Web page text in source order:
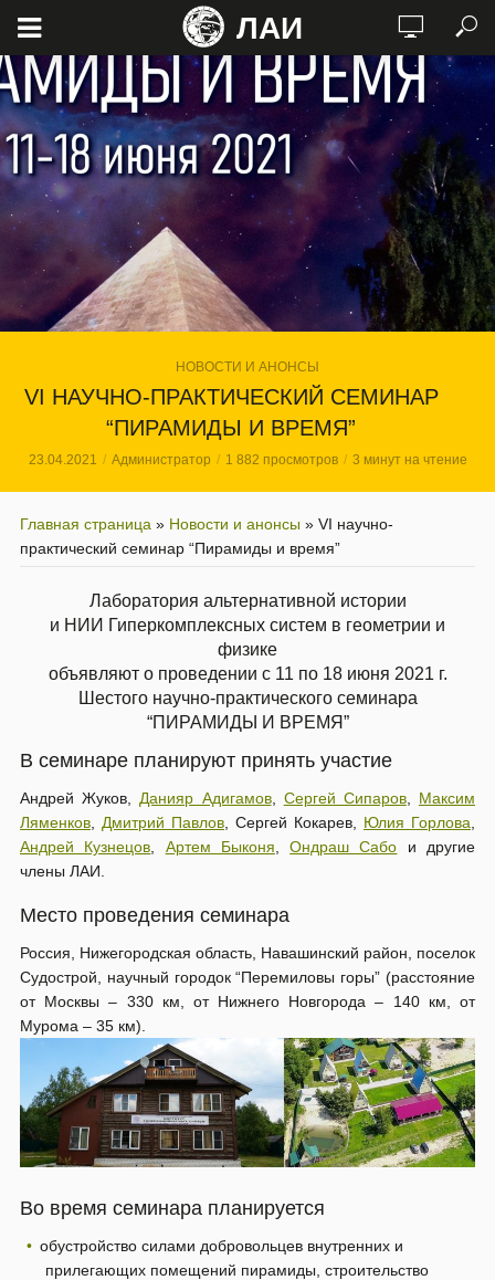
ЛАИ
НОВОСТИ И АНОНСЫ
VI НАУЧНО-ПРАКТИЧЕСКИЙ СЕМИНАР
“ПИРАМИДЫ И ВРЕМЯ”
23.04.2021 Администратор 1 882 просмотров 3 минут на чтение
Главная страница » Новости и анонсы » VI научно-
практический семинар “Пирамиды и время”
Лаборатория альтернативной истории
и НИИ Гиперкомплексных систем в геометрии и
физике
объявляют о проведении с 11 по 18 июня 2021 г.
Шестого научно-практического семинара
“ПИРАМИДЫ И ВРЕМЯ”
В семинаре планируют принять участие
Андрей Жуков, Данияр Адигамов, Сергей Сипаров, Максим
Ляменков
Дмитрий Павлов , Сергей Кокарев, Юлия Горлова
Андрей Кузнецов
Артем Быконя ,Ондраш Сабо и другие
члены ЛАИ.
Место проведения семинара
Россия, Нижегородская область, Навашинский район, поселок
Судострой, научный городок “Перемиловы горы” (расстояние
от Москвы – 330 км, от Нижнего Новгорода – 140 км, от
Мурома – 35 км).
Во время семинара планируется
обустройство силами добровольцев внутренних и
прилегающих помещений пирамиды, строительство